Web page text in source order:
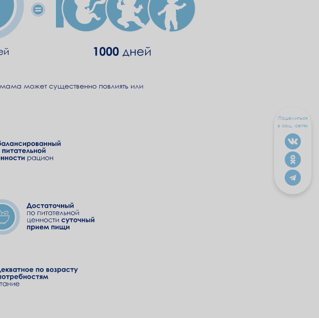
мама может существенно повлиять или
Поделиться
в соц. сетях